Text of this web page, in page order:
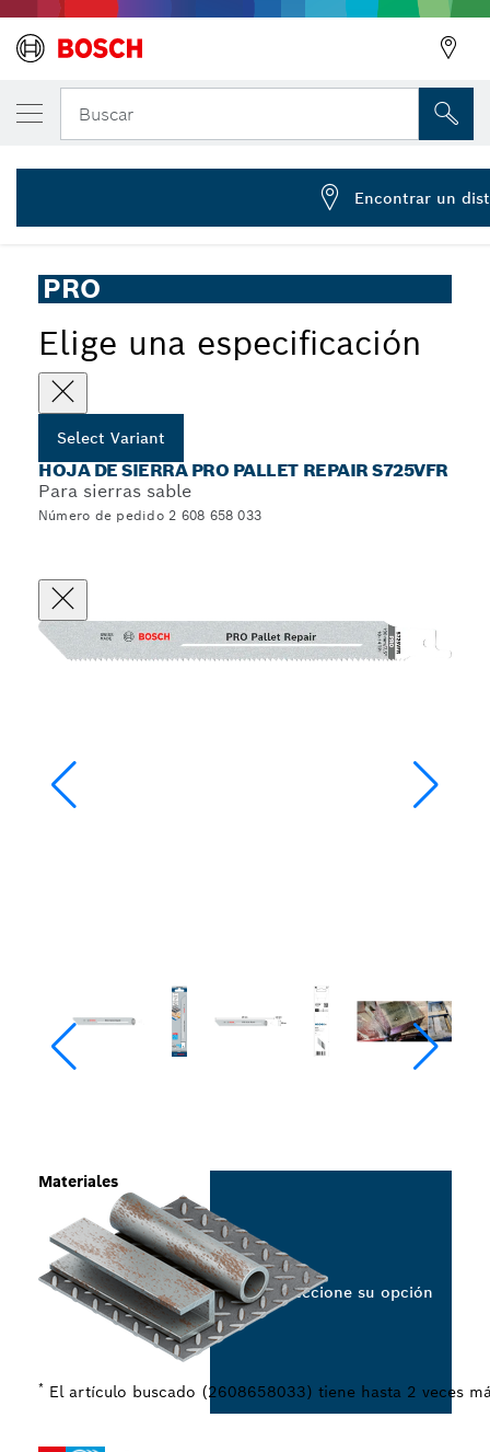
Buscar
... Hoja de sierra sable PRO Pallet Repair S725VFR
PRO
Elige una especificación
Select Variant
HOJA DE SIERRA PRO PALLET REPAIR S725VFR
Para sierras sable
Número de pedido 2 608 658 033
Materiales
* El artículo buscado (2608658033) tiene hasta 2 veces
Seleccione su opción
Hoja de sierra PRO Pallet Repair
2 608 658 033
Encontrar un